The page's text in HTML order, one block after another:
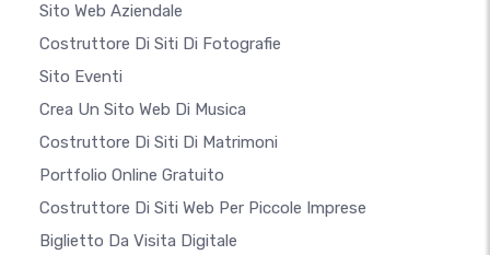
Sito Web Aziendale
Costruttore Di Siti Di Fotografie
Sito Eventi
Crea Un Sito Web Di Musica
Costruttore Di Siti Di Matrimoni
Portfolio Online Gratuito
Costruttore Di Siti Web Per Piccole Imprese
Biglietto Da Visita Digitale